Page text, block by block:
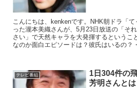
こんにちは、kenkenです。NHK朝ドラ「
った瀧本美織さんが、5月23日放送の「そ
さい」で天然キャラを大発揮するというこ
なのか面白エピソードは？彼氏はいるの？
テレビ番組
1日304件の
芳明さんと